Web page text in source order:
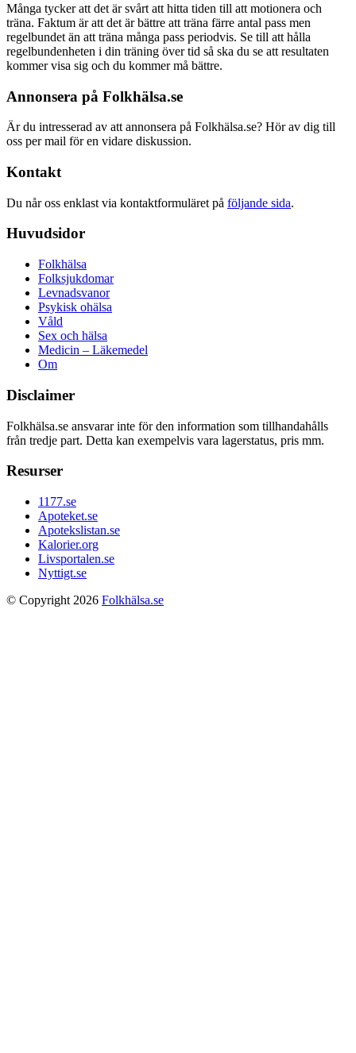
Många tycker att det är svårt att hitta tiden till att motionera och
träna. Faktum är att det är bättre att träna färre antal pass men
regelbundet än att träna många pass periodvis. Se till att hålla
regelbundenheten i din träning över tid så ska du se att resultaten
kommer visa sig och du kommer må bättre.
Annonsera på Folkhälsa.se
Är du intresserad av att annonsera på Folkhälsa.se? Hör av dig till
oss per mail för en vidare diskussion.
Kontakt
Du når oss enklast via kontaktformuläret på följande sida.
Huvudsidor
Folkhälsa
Folksjukdomar
Levnadsvanor
Psykisk ohälsa
Våld
Sex och hälsa
Medicin – Läkemedel
Om
Disclaimer
Folkhälsa.se ansvarar inte för den information som tillhandahålls
från tredje part. Detta kan exempelvis vara lagerstatus, pris mm.
Resurser
1177.se
Apoteket.se
Apotekslistan.se
Kalorier.org
Livsportalen.se
Nyttigt.se
© Copyright 2026 Folkhälsa.se